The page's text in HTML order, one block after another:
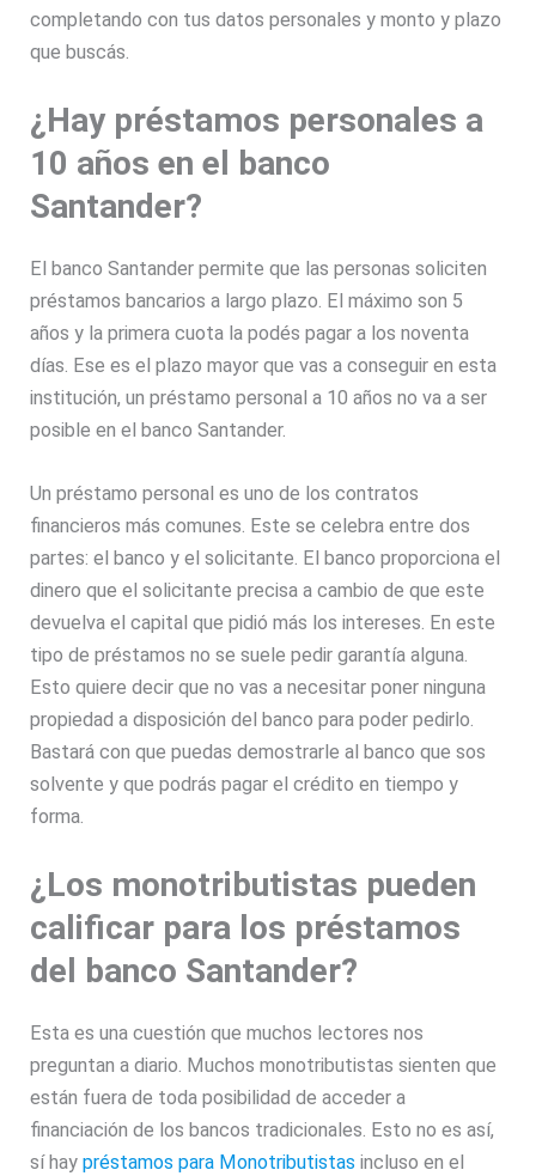
completando con tus datos personales y monto y plazo
que buscás.
¿Hay préstamos personales a
10 años en el banco
Santander?
El banco Santander permite que las personas soliciten
préstamos bancarios a largo plazo. El máximo son 5
años y la primera cuota la podés pagar a los noventa
días. Ese es el plazo mayor que vas a conseguir en esta
institución, un préstamo personal a 10 años no va a ser
posible en el banco Santander.
Un préstamo personal es uno de los contratos
financieros más comunes. Este se celebra entre dos
partes: el banco y el solicitante. El banco proporciona el
dinero que el solicitante precisa a cambio de que este
devuelva el capital que pidió más los intereses. En este
tipo de préstamos no se suele pedir garantía alguna.
Esto quiere decir que no vas a necesitar poner ninguna
propiedad a disposición del banco para poder pedirlo.
Bastará con que puedas demostrarle al banco que sos
solvente y que podrás pagar el crédito en tiempo y
forma.
¿Los monotributistas pueden
calificar para los préstamos
del banco Santander?
Esta es una cuestión que muchos lectores nos
preguntan a diario. Muchos monotributistas sienten que
están fuera de toda posibilidad de acceder a
financiación de los bancos tradicionales. Esto no es así,
sí haypréstamos para Monotributistas incluso en el